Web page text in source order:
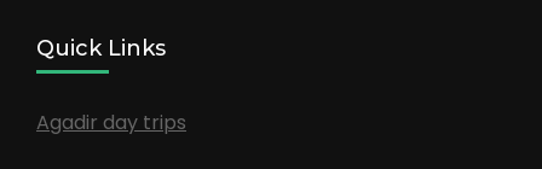
Quick Links
Agadir day trips